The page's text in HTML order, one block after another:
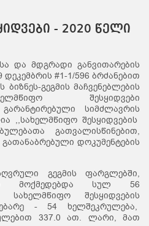
- 2020 წელი
და მდგრადი განვითარების
#1-1/596 ბრძანებით
გეგმის მაჩვენებლების
შესყიდვები
სიმძლავრის
,,სახელმწიფო შესყიდვების
გათვალისწინებით,
დოკუმენტების
გეგმის ფარგლებში,
მოქმედებდა სულ 56
სახელმწიფო შესყიდვების
- 54 ხელშეკრულება,
337.0 ათ. ლარი, მათ